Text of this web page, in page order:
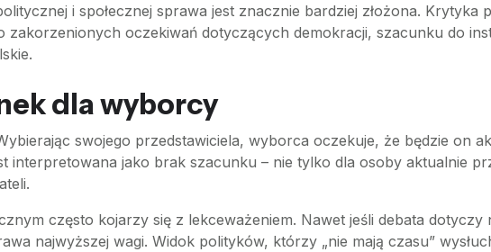
i społecznej sprawa jest znacznie bardziej złożona. Krytyka
zakorzenionych oczekiwań dotyczących demokracji, szacunku do
dla wyborcy
swojego przedstawiciela, wyborca oczekuje, że będzie on
interpretowana jako brak szacunku – nie tylko dla osoby aktualnie
często kojarzy się z lekceważeniem. Nawet jeśli debata dotyczy
najwyższej wagi. Widok polityków, którzy „nie mają czasu”